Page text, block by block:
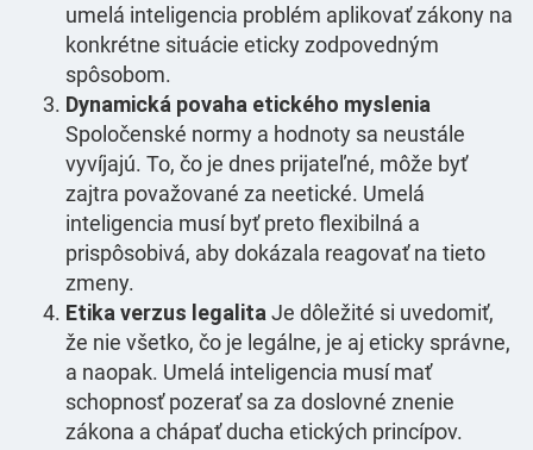
umelá inteligencia problém aplikovať zákony na
konkrétne situácie eticky zodpovedným
spôsobom.
Dynamická povaha etického myslenia
Spoločenské normy a hodnoty sa neustále
vyvíjajú. To, čo je dnes prijateľné, môže byť
zajtra považované za neetické. Umelá
inteligencia musí byť preto flexibilná a
prispôsobivá, aby dokázala reagovať na tieto
zmeny.
Etika verzus legalita Je dôležité si uvedomiť,
že nie všetko, čo je legálne, je aj eticky správne,
a naopak. Umelá inteligencia musí mať
schopnosť pozerať sa za doslovné znenie
zákona a chápať ducha etických princípov.